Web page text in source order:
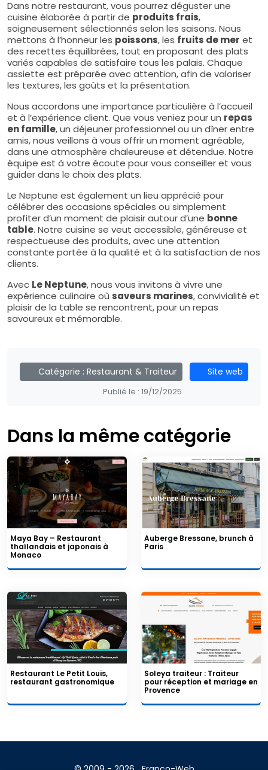
Dans notre restaurant, vous pourrez déguster une
cuisine élaborée à partir de produits frais,
soigneusement sélectionnés selon les saisons. Nous
mettons à l’honneur les poissons, les fruits de mer et
des recettes équilibrées, tout en proposant des plats
variés capables de satisfaire tous les palais. Chaque
assiette est préparée avec attention, afin de valoriser
les textures, les goûts et la présentation.
Nous accordons une importance particulière à l’accueil
et à l’expérience client. Que vous veniez pour un repas
en famille, un déjeuner professionnel ou un dîner entre
amis, nous veillons à vous offrir un moment agréable,
dans une atmosphère chaleureuse et détendue. Notre
équipe est à votre écoute pour vous conseiller et vous
guider dans le choix des plats.
Le Neptune est également un lieu apprécié pour
célébrer des occasions spéciales ou simplement
profiter d’un moment de plaisir autour d’une bonne
table. Notre cuisine se veut accessible, généreuse et
respectueuse des produits, avec une attention
constante portée à la qualité et à la satisfaction de nos
clients.
Avec Le Neptune, nous vous invitons à vivre une
expérience culinaire où saveurs marines, convivialité et
plaisir de la table se rencontrent, pour un repas
savoureux et mémorable.
Catégorie : Restaurant & Traiteur Site web
Publié le : 19/12/2025
Dans la même catégorie
Maya Bay – Restaurant
thaïlandais et japonais à
Monaco
Auberge Bressane, brunch à
Paris
Restaurant Le Petit Louis,
restaurant gastronomique
Soleya traiteur : Traiteur
pour réception et mariage en
Provence